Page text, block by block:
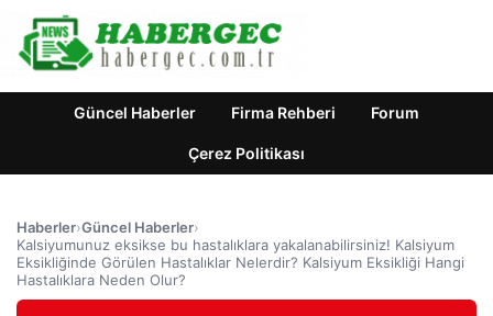
Güncel Haberler Firma Rehberi Forum
Çerez Politikası
Haberler›Güncel Haberler›
Kalsiyumunuz eksikse bu hastalıklara yakalanabilirsiniz! Kalsiyum
Eksikliğinde Görülen Hastalıklar Nelerdir? Kalsiyum Eksikliği Hangi
Hastalıklara Neden Olur?